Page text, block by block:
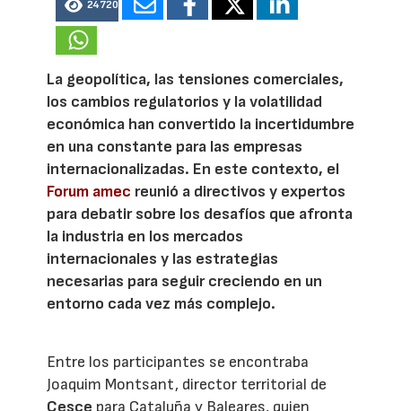
24720
La geopolítica, las tensiones comerciales,
los cambios regulatorios y la volatilidad
económica han convertido la incertidumbre
en una constante para las empresas
internacionalizadas. En este contexto, el
Forum amec reunió a directivos y expertos
para debatir sobre los desafíos que afronta
la industria en los mercados
internacionales y las estrategias
necesarias para seguir creciendo en un
entorno cada vez más complejo.
Entre los participantes se encontraba
Joaquim Montsant, director territorial de
Cesce para Cataluña y Baleares, quien